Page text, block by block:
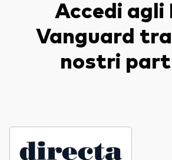
Accedi agli
Vanguard
nostri